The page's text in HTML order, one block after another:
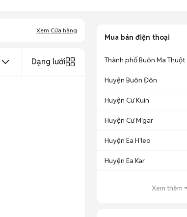
Xem Cửa hàng
Dạng lưới
Mua bán điện thoại
Thành phố Buôn Ma Thuột
Huyện Buôn Đôn
Huyện Cư Kuin
Huyện Cư M'gar
Huyện Ea H'leo
Huyện Ea Kar
Xem thêm